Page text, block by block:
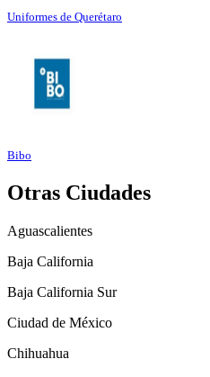
Uniformes de Querétaro
Bibo
Otras Ciudades
Aguascalientes
Baja California
Baja California Sur
Ciudad de México
Chihuahua